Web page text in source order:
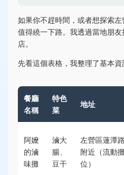
如果你不趕時間，或者想探索
值得繞一下路。我透過當地朋
店。
先看這個表格，我整理了基本資
餐廳
名稱
特色
菜
地址
阿嬤
的滷
味攤
滷大
腸、
豆干
左營區蓮潭路
附近（流動
位）